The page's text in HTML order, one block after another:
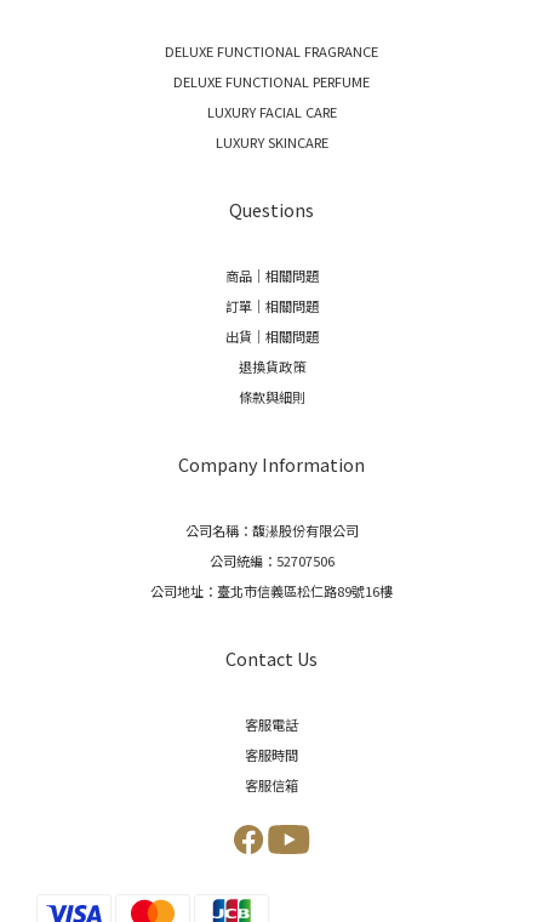
DELUXE FUNCTIONAL FRAGRANCE
DELUXE FUNCTIONAL PERFUME
LUXURY FACIAL CARE
LUXURY SKINCARE
Questions
商品｜相關問題
訂單｜相關問題
出貨｜相關問題
退換貨政策
條款與細則
Company Information
公司名稱：馥濝股份有限公司
公司統編：52707506
公司地址：臺北市信義區松仁路89號16樓
Contact Us
客服電話
客服時間
客服信箱